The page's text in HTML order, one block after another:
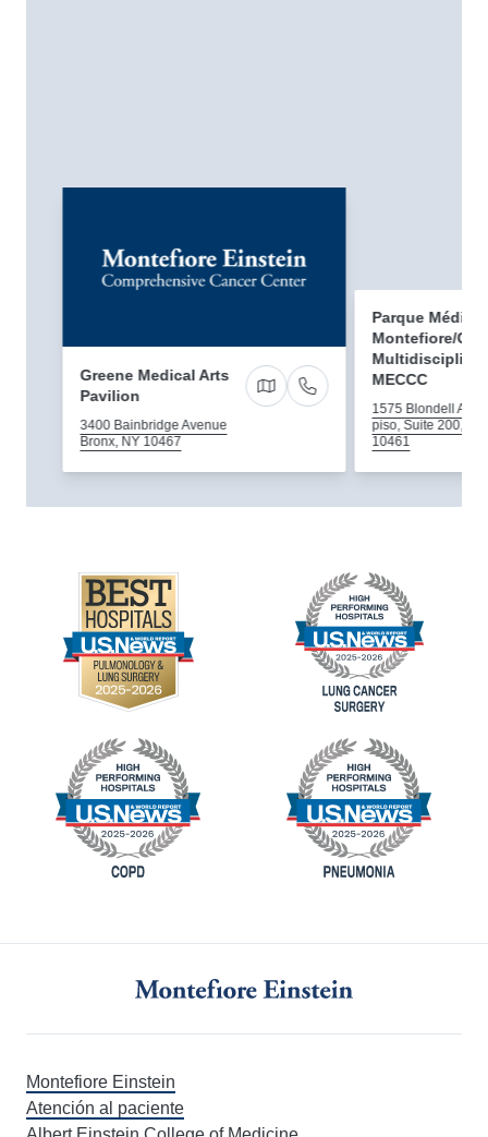
Greene Medical Arts
Pavilion
3400 Bainbridge Avenue
Bronx, NY 10467
Direcciones a 3400
Llámenos
Parque Médico
Montefiore/
MECCC
1575 Blondell
piso, Suite 200,
10461
Montefiore Einstein
Atención al paciente